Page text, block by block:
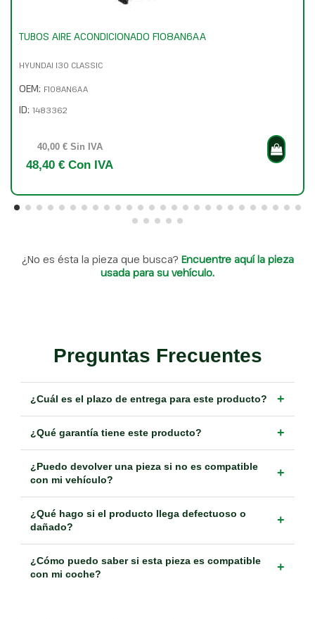
TUBOS AIRE ACONDICIONADO F108AN6AA
HYUNDAI I30 CLASSIC
OEM: F108AN6AA
ID: 1483362
40,00 € Sin IVA
48,40 € Con IVA
¿No es ésta la pieza que busca? Encuentre aquí la pieza
usada para su vehículo.
Preguntas Frecuentes
¿Cuál es el plazo de entrega para este producto? +
¿Qué garantía tiene este producto? +
¿Puedo devolver una pieza si no es compatible
con mi vehículo?
+
¿Qué hago si el producto llega defectuoso o
dañado?
+
¿Cómo puedo saber si esta pieza es compatible
con mi coche?
+